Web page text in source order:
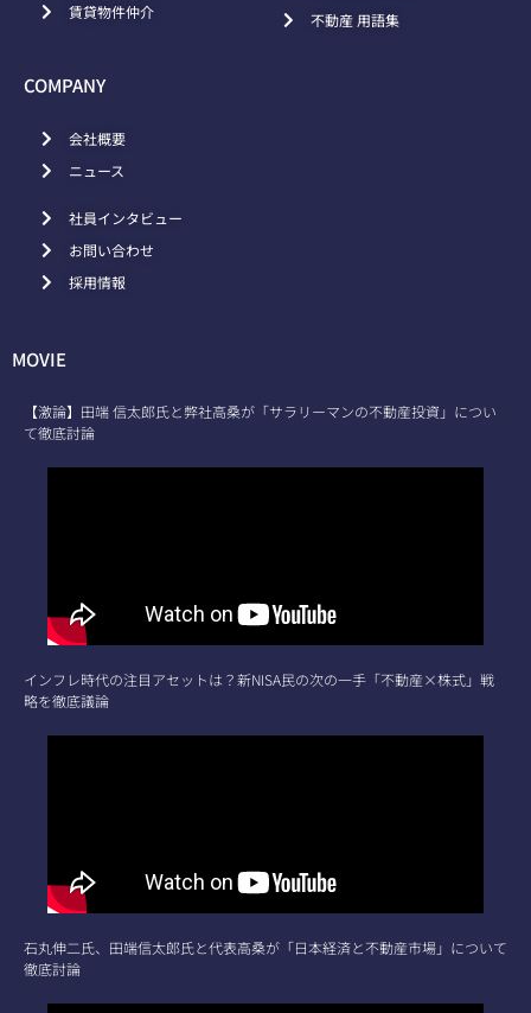
賃貸物件仲介
不動産 用語集
COMPANY
会社概要
ニュース
社員インタビュー
お問い合わせ
採用情報
MOVIE
【激論】田端 信太郎氏と弊社高桑が「サラリーマンの不動産投資」につい
て徹底討論
インフレ時代の注目アセットは？新NISA民の次の一手「不動産×株式」戦
略を徹底議論
石丸伸二氏、田端信太郎氏と代表高桑が「日本経済と不動産市場」について
徹底討論